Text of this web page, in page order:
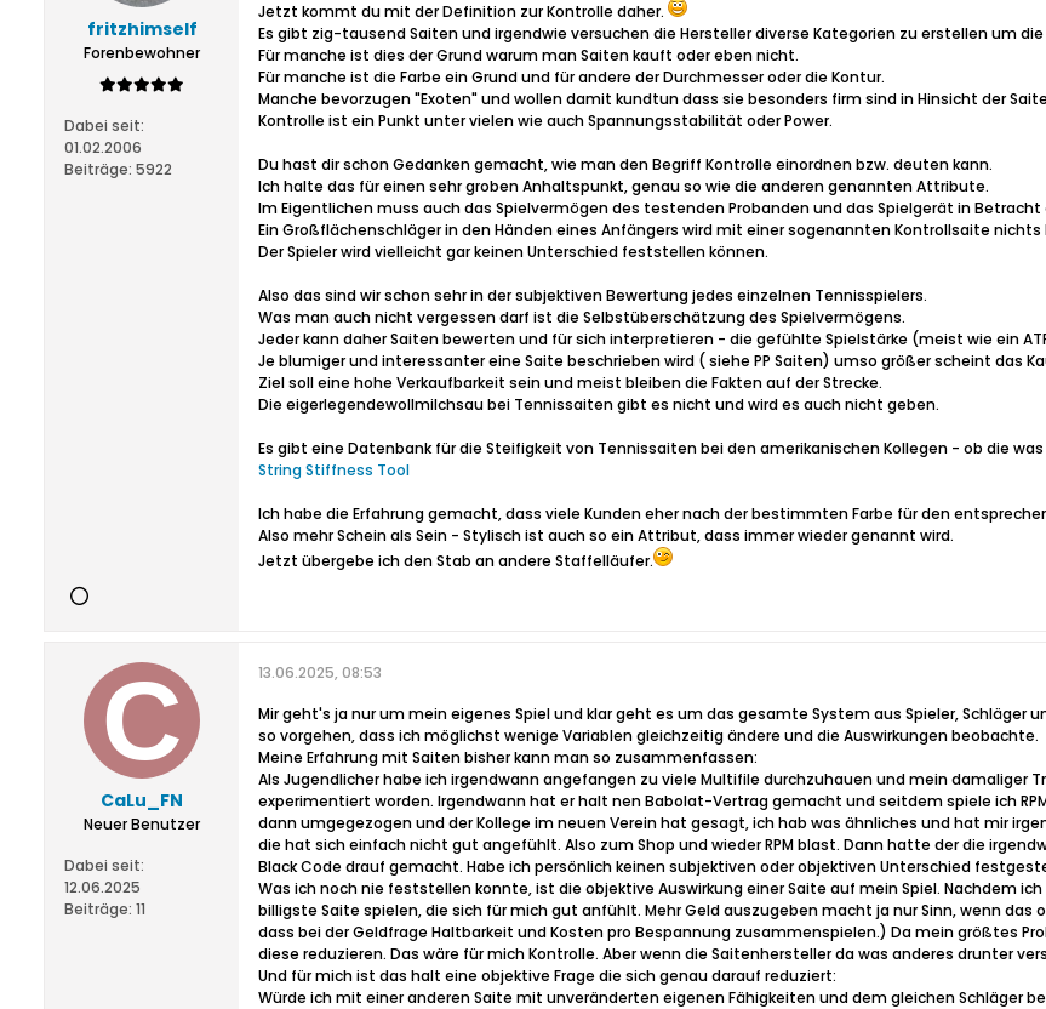
fritzhimself
Forenbewohner
Dabei seit:
01.02.2006
Beiträge: 5922
Jetzt kommt du mit der Definition zur Kontrolle daher.
Es gibt zig-tausend Saiten und irgendwie versuchen die Hersteller diverse Kategorien zu erstellen um
Für manche ist dies der Grund warum man Saiten kauft oder eben nicht.
Für manche ist die Farbe ein Grund und für andere der Durchmesser oder die Kontur.
Manche bevorzugen "Exoten" und wollen damit kundtun dass sie besonders firm sind in Hinsicht der
Kontrolle ist ein Punkt unter vielen wie auch Spannungsstabilität oder Power.
Du hast dir schon Gedanken gemacht, wie man den Begriff Kontrolle einordnen bzw. deuten kann.
Ich halte das für einen sehr groben Anhaltspunkt, genau so wie die anderen genannten Attribute.
Im Eigentlichen muss auch das Spielvermögen des testenden Probanden und das Spielgerät in Betracht
Ein Großflächenschläger in den Händen eines Anfängers wird mit einer sogenannten Kontrollsaite nichts
Der Spieler wird vielleicht gar keinen Unterschied feststellen können.
Also das sind wir schon sehr in der subjektiven Bewertung jedes einzelnen Tennisspielers.
Was man auch nicht vergessen darf ist die Selbstüberschätzung des Spielvermögens.
Jeder kann daher Saiten bewerten und für sich interpretieren - die gefühlte Spielstärke (meist wie ein
Je blumiger und interessanter eine Saite beschrieben wird ( siehe PP Saiten) umso größer scheint das
Ziel soll eine hohe Verkaufbarkeit sein und meist bleiben die Fakten auf der Strecke.
Die eigerlegendewollmilchsau bei Tennissaiten gibt es nicht und wird es auch nicht geben.
Es gibt eine Datenbank für die Steifigkeit von Tennissaiten bei den amerikanischen Kollegen - ob die
String Stiffness Tool
Ich habe die Erfahrung gemacht, dass viele Kunden eher nach der bestimmten Farbe für den
Also mehr Schein als Sein - Stylisch ist auch so ein Attribut, dass immer wieder genannt wird.
Jetzt übergebe ich den Stab an andere Staffelläufer.
CaLu_FN
Neuer Benutzer
Dabei seit:
12.06.2025
Beiträge: 11
13.06.2025, 08:53
Mir geht's ja nur um mein eigenes Spiel und klar geht es um das gesamte System aus Spieler, Schläger
so vorgehen, dass ich möglichst wenige Variablen gleichzeitig ändere und die Auswirkungen beobachte.
Meine Erfahrung mit Saiten bisher kann man so zusammenfassen:
Als Jugendlicher habe ich irgendwann angefangen zu viele Multifile durchzuhauen und mein damaliger
experimentiert worden. Irgendwann hat er halt nen Babolat-Vertrag gemacht und seitdem spiele ich
dann umgegezogen und der Kollege im neuen Verein hat gesagt, ich hab was ähnliches und hat mir
die hat sich einfach nicht gut angefühlt. Also zum Shop und wieder RPM blast. Dann hatte der die
Black Code drauf gemacht. Habe ich persönlich keinen subjektiven oder objektiven Unterschied
Was ich noch nie feststellen konnte, ist die objektive Auswirkung einer Saite auf mein Spiel. Nachdem
billigste Saite spielen, die sich für mich gut anfühlt. Mehr Geld auszugeben macht ja nur Sinn, wenn
dass bei der Geldfrage Haltbarkeit und Kosten pro Bespannung zusammenspielen.) Da mein größtes
diese reduzieren. Das wäre für mich Kontrolle. Aber wenn die Saitenhersteller da was anderes drunter
Und für mich ist das halt eine objektive Frage die sich genau darauf reduziert:
Würde ich mit einer anderen Saite mit unveränderten eigenen Fähigkeiten und dem gleichen Schläger